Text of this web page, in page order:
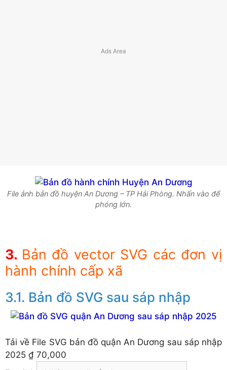
File ảnh bản đồ huyện An Dương – TP Hải Phòng. Nhấn vào để
phóng lớn.
Bản đồ vector SVG các đơn vị
hành chính cấp xã
Bản đồ SVG sau sáp nhập
Tải về File SVG bản đồ quận An Dương sau sáp nhập
2025 ₫ 70,000